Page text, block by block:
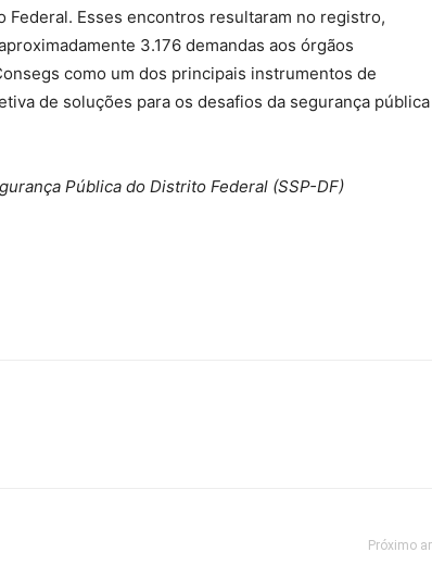
Esses encontros resultaram no registro,
3.176 demandas aos órgãos
como um dos principais instrumentos de
de soluções para os desafios da segurança pública
Pública do Distrito Federal (SSP-DF)
Próximo